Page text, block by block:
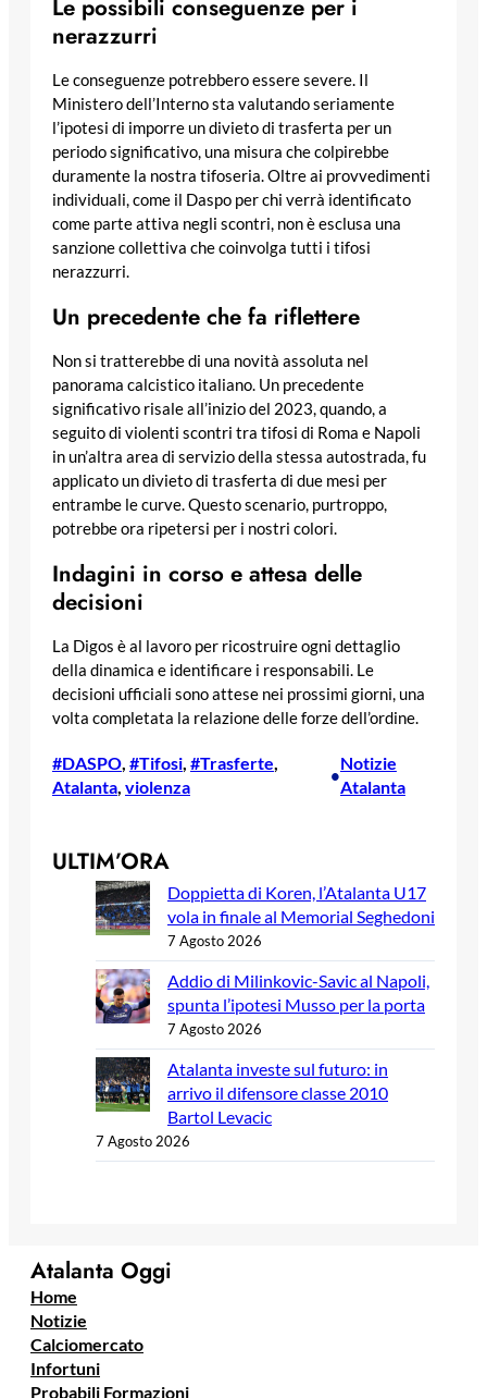
Le possibili conseguenze per i
nerazzurri
Le conseguenze potrebbero essere severe. Il
Ministero dell’Interno sta valutando seriamente
l’ipotesi di imporre un divieto di trasferta per un
periodo significativo, una misura che colpirebbe
duramente la nostra tifoseria. Oltre ai provvedimenti
individuali, come il Daspo per chi verrà identificato
come parte attiva negli scontri, non è esclusa una
sanzione collettiva che coinvolga tutti i tifosi
nerazzurri.
Un precedente che fa riflettere
Non si tratterebbe di una novità assoluta nel
panorama calcistico italiano. Un precedente
significativo risale all’inizio del 2023, quando, a
seguito di violenti scontri tra tifosi di Roma e Napoli
in un’altra area di servizio della stessa autostrada, fu
applicato un divieto di trasferta di due mesi per
entrambe le curve. Questo scenario, purtroppo,
potrebbe ora ripetersi per i nostri colori.
Indagini in corso e attesa delle
decisioni
La Digos è al lavoro per ricostruire ogni dettaglio
della dinamica e identificare i responsabili. Le
decisioni ufficiali sono attese nei prossimi giorni, una
volta completata la relazione delle forze dell’ordine.
#DASPO #Tifosi #Trasferte
Atalanta violenza
•
Notizie
Atalanta
ULTIM’ORA
Doppietta di Koren, l’Atalanta U17
vola in finale al Memorial Seghedoni
7 Agosto 2026
Addio di Milinkovic-Savic al Napoli,
spunta l’ipotesi Musso per la porta
7 Agosto 2026
Atalanta investe sul futuro: in
arrivo il difensore classe 2010
Bartol Levacic
7 Agosto 2026
Atalanta Oggi
Home
Notizie
Calciomercato
Infortuni
Probabili Formazioni